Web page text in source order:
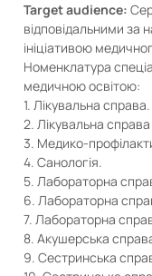
Target audience:
відповідальними за
ініціативою
Номенклатура
медичною освітою:
1. Лікувальна справа.
2. Лікувальна
3. Медико-
4. Санологія.
5. Лабораторна
6. Лабораторна
7. Лабораторна
8. Акушерська
9. Сестринська